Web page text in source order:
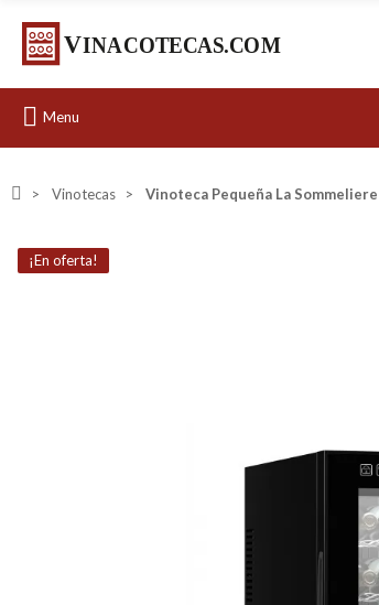
Menu
Vinotecas Vinoteca Pequeña La
¡En oferta!